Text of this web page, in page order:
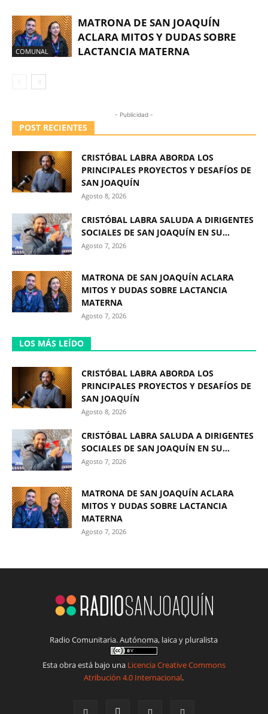
COMUNAL
MATRONA DE SAN JOAQUÍN
ACLARA MITOS Y DUDAS SOBRE
LACTANCIA MATERNA
- Publicidad -
POST RECIENTES
CRISTÓBAL LABRA ABORDA LOS
PRINCIPALES PROYECTOS Y DESAFÍOS DE
SAN JOAQUÍN
Agosto 8, 2026
CRISTÓBAL LABRA SALUDA A DIRIGENTES
SOCIALES DE SAN JOAQUÍN EN SU...
Agosto 7, 2026
MATRONA DE SAN JOAQUÍN ACLARA
MITOS Y DUDAS SOBRE LACTANCIA
MATERNA
Agosto 7, 2026
LOS MÁS LEÍDO
CRISTÓBAL LABRA ABORDA LOS
PRINCIPALES PROYECTOS Y DESAFÍOS DE
SAN JOAQUÍN
Agosto 8, 2026
CRISTÓBAL LABRA SALUDA A DIRIGENTES
SOCIALES DE SAN JOAQUÍN EN SU...
Agosto 7, 2026
MATRONA DE SAN JOAQUÍN ACLARA
MITOS Y DUDAS SOBRE LACTANCIA
MATERNA
Agosto 7, 2026
Radio Comunitaria. Autónoma, laica y pluralista
Esta obra está bajo una Licencia Creative Commons
Atribución 4.0 Internacional.